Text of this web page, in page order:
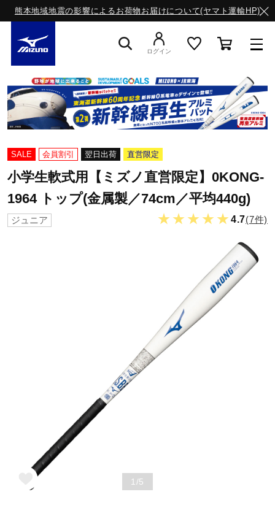
熊本地域地震の影響によるお荷物お届けについて(ヤマト運輸HP)
スニーカー
ライフスタイルウエア
ランニング
バレーボール
テニス／ソフトテニス
ログイン
SALE 会員割引 翌日出荷 直営限定
小学生軟式用【ミズノ直営限定】0KONG-
1964 トップ(金属製／74cm／平均440g)
ジュニア ★★★★★ 4.7(7件)
1/5